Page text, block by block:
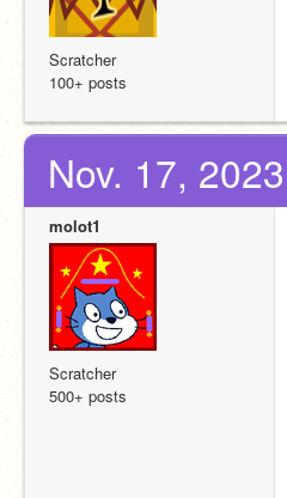
Scratcher
100+ posts
Nov. 17,
molot1
Scratcher
500+ posts